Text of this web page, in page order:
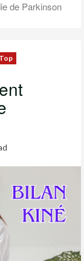
de Parkinson
Top